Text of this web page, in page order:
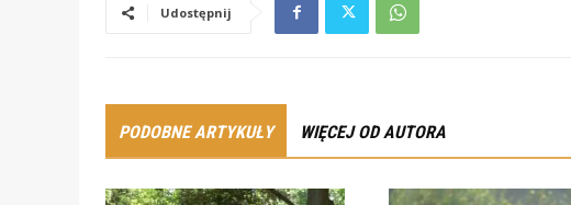
Udostępnij
PODOBNE ARTYKUŁY WIĘCEJ OD AUTORA